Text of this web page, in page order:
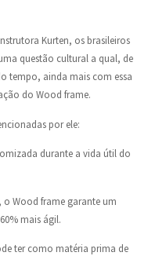
Kurten, os brasileiros
questão cultural a qual, de
tempo, ainda mais com essa
do Wood frame.
por ele:
durante a vida útil do
Wood frame garante um
mais ágil.
ter como matéria prima de